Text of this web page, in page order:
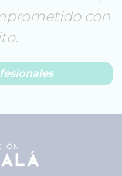
con